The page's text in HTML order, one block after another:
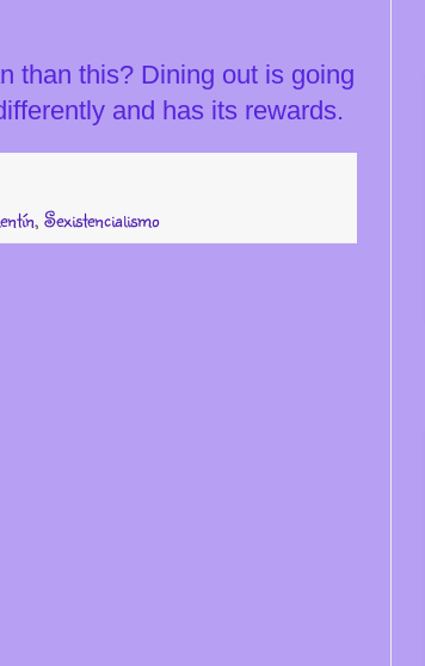
than this? Dining out is going
and has its rewards.
, Sexistencialismo